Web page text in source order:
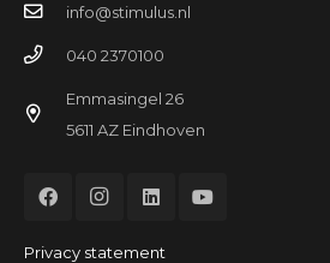
info@stimulus.nl
040 2370100
Emmasingel 26
5611 AZ Eindhoven
Privacy statement